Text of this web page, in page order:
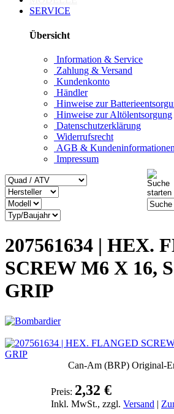
SERVICE
Übersicht
Information & Service
Zahlung & Versand
Kundenkonto
Händler
Hinweise zur
Hinweise zur Altölentsorgung
Datenschutzerklärung
Widerrufsrecht
AGB & Kundeninformationen
Impressum
207561634 | HEX.
SCREW M6 X 16,
GRIP
Can-Am (BRP) Original-
Preis: 2,32 €
Inkl. MwSt., zzgl. Versand |